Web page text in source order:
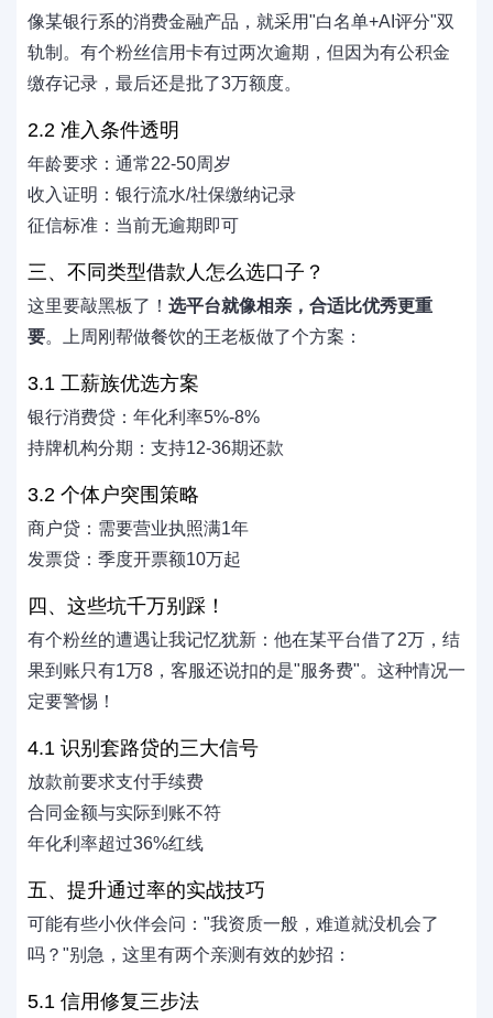
像某银行系的消费金融产品，就采用"白名单+AI评分"双
轨制。有个粉丝信用卡有过两次逾期，但因为有公积金
缴存记录，最后还是批了3万额度。
2.2 准入条件透明
年龄要求：通常22-50周岁
收入证明：银行流水/社保缴纳记录
征信标准：当前无逾期即可
三、不同类型借款人怎么选口子？
这里要敲黑板了！ 选平台就像相亲，合适比优秀更重
要。上周刚帮做餐饮的王老板做了个方案：
3.1 工薪族优选方案
银行消费贷：年化利率5%-8%
持牌机构分期：支持12-36期还款
3.2 个体户突围策略
商户贷：需要营业执照满1年
发票贷：季度开票额10万起
四、这些坑千万别踩！
有个粉丝的遭遇让我记忆犹新：他在某平台借了2万，结
果到账只有1万8，客服还说扣的是"服务费"。这种情况一
定要警惕！
4.1 识别套路贷的三大信号
放款前要求支付手续费
合同金额与实际到账不符
年化利率超过36%红线
五、提升通过率的实战技巧
可能有些小伙伴会问："我资质一般，难道就没机会了
吗？"别急，这里有两个亲测有效的妙招：
5.1 信用修复三步法